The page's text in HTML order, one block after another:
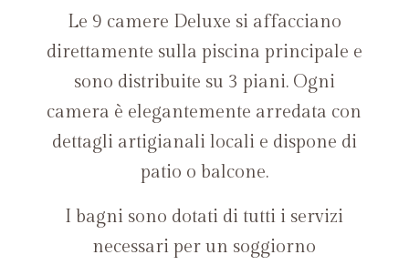
Le 9 camere Deluxe si affacciano
direttamente sulla piscina principale e
sono distribuite su 3 piani. Ogni
camera è elegantemente arredata con
dettagli artigianali locali e dispone di
patio o balcone.
I bagni sono dotati di tutti i servizi
necessari per un soggiorno